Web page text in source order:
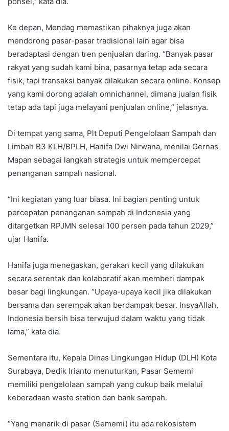
Ke depan, Mendag memastikan pihaknya juga akan
mendorong pasar-pasar tradisional lain agar bisa
beradaptasi dengan tren penjualan daring. “Banyak pasar
rakyat yang sudah kami bina, pasarnya tetap ada secara
fisik, tapi transaksi banyak dilakukan secara online. Konsep
yang kami dorong adalah omnichannel, dimana jualan fisik
tetap ada tapi juga melayani penjualan online,” jelasnya.
Di tempat yang sama, Plt Deputi Pengelolaan Sampah dan
Limbah B3 KLH/BPLH, Hanifa Dwi Nirwana, menilai Gernas
Mapan sebagai langkah strategis untuk mempercepat
penanganan sampah nasional.
“Ini kegiatan yang luar biasa. Ini bagian penting untuk
percepatan penanganan sampah di Indonesia yang
ditargetkan RPJMN selesai 100 persen pada tahun 2029,”
ujar Hanifa.
Hanifa juga menegaskan, gerakan kecil yang dilakukan
secara serentak dan kolaboratif akan memberi dampak
besar bagi lingkungan. “Upaya-upaya kecil jika dilakukan
bersama dan serempak akan berdampak besar. InsyaAllah,
Indonesia bersih bisa terwujud dalam waktu yang tidak
lama,” kata dia.
Sementara itu, Kepala Dinas Lingkungan Hidup (DLH) Kota
Surabaya, Dedik Irianto menuturkan, Pasar Sememi
memiliki pengelolaan sampah yang cukup baik melalui
keberadaan waste station dan bank sampah.
“Yang menarik di pasar (Sememi) itu ada rekosistem